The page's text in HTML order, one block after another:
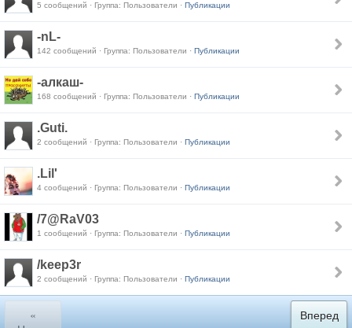
5 сообщений · Группа: Пользователи · Публикации
-nL-
142 сообщений · Группа: Пользователи · Публикации
-алкаш-
168 сообщений · Группа: Пользователи · Публикации
.Guti.
2 сообщений · Группа: Пользователи · Публикации
.Lil'
4 сообщений · Группа: Пользователи · Публикации
/7@RaV03
1 сообщений · Группа: Пользователи · Публикации
/keep3r
2 сообщений · Группа: Пользователи · Публикации
«
Вперед